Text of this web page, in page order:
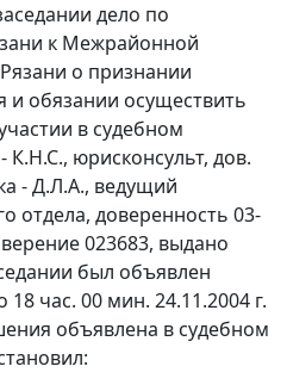
дело по
к Межрайонной
о признании
и обязании осуществить
в судебном
К.Н.С., юрисконсульт, дов.
- Д.Л.А., ведущий
отдела, доверенность 03-
023683, выдано
был объявлен
18 час. 00 мин. 24.11.2004 г.
объявлена в судебном